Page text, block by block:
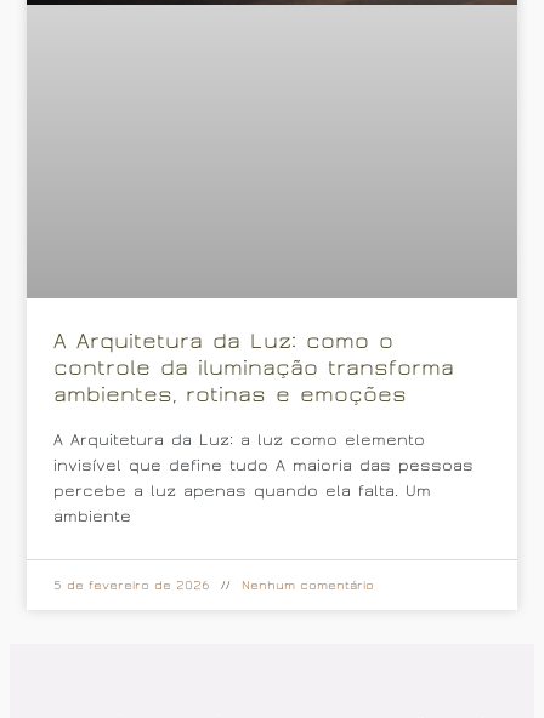
A Arquitetura da Luz: como o
controle da iluminação transforma
ambientes, rotinas e emoções
A Arquitetura da Luz: a luz como elemento
invisível que define tudo A maioria das pessoas
percebe a luz apenas quando ela falta. Um
ambiente
5 de fevereiro de 2026 Nenhum comentário